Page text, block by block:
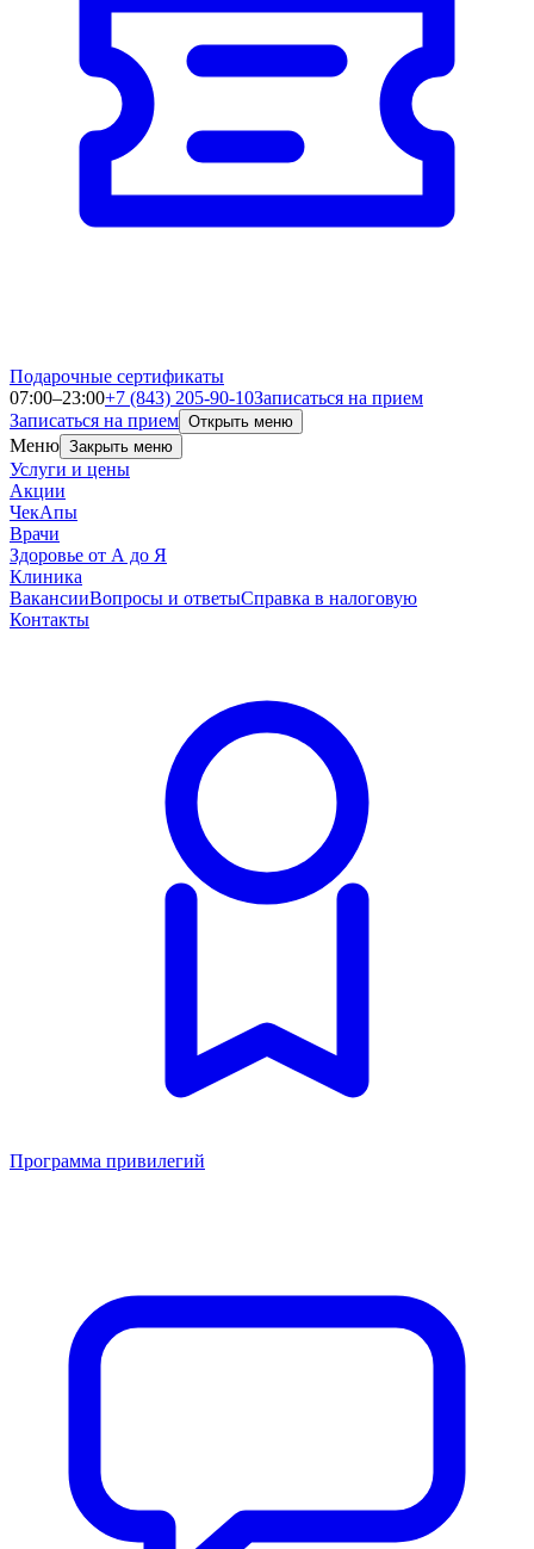
Подарочные сертификаты
07:00–23:00+7 (843) 205-90-10Записаться на прием
Записаться на прием Открыть меню
Меню Закрыть меню
Услуги и цены
Акции
ЧекАпы
Врачи
Здоровье от А до Я
Клиника
ВакансииВопросы и ответыСправка в налоговую
Контакты
Программа привилегий